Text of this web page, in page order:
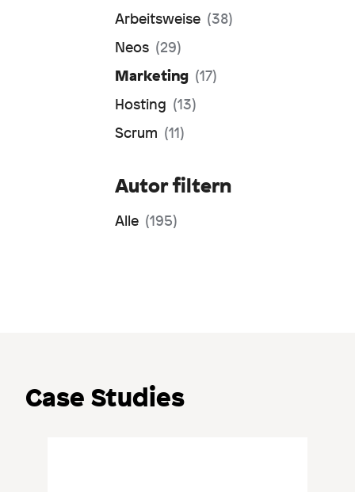
Arbeitsweise (38)
Neos (29)
Marketing (17)
Hosting (13)
Scrum (11)
Autor filtern
Alle (195)
Case Studies